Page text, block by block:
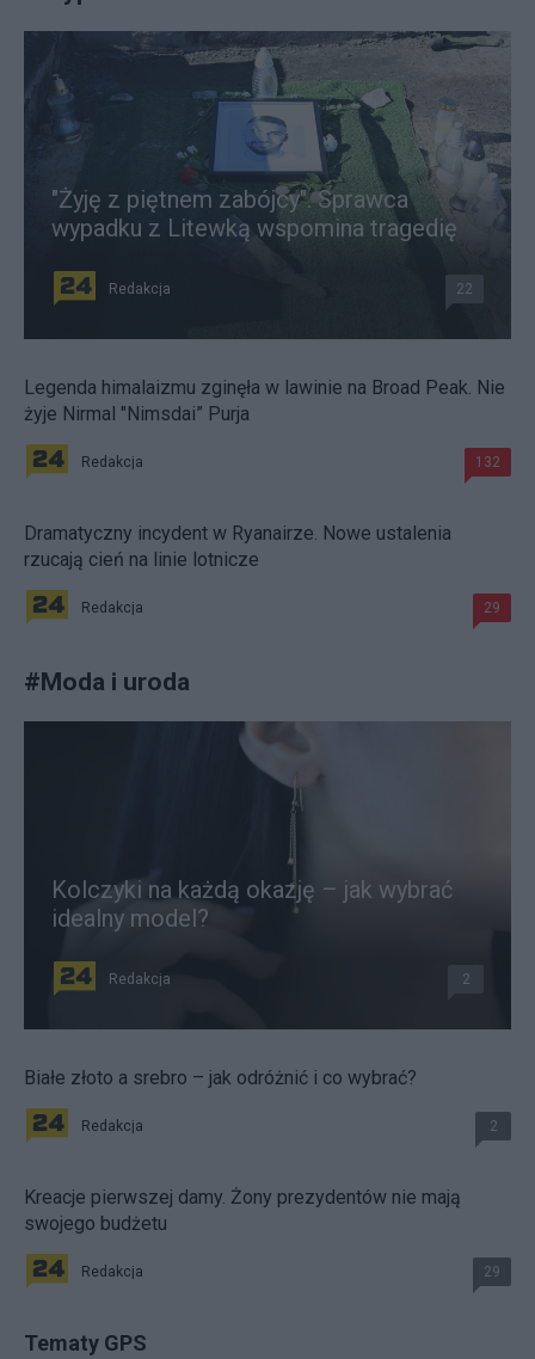
"Żyję z piętnem zabójcy". Sprawca
wypadku z Litewką wspomina tragedię
Redakcja 22
Legenda himalaizmu zginęła w lawinie na Broad Peak. Nie
żyje Nirmal "Nimsdai” Purja
Redakcja 132
Dramatyczny incydent w Ryanairze. Nowe ustalenia
rzucają cień na linie lotnicze
Redakcja 29
#Moda i uroda
Kolczyki na każdą okazję – jak wybrać
idealny model?
Redakcja 2
Białe złoto a srebro – jak odróżnić i co wybrać?
Redakcja 2
Kreacje pierwszej damy. Żony prezydentów nie mają
swojego budżetu
Redakcja 29
Tematy GPS